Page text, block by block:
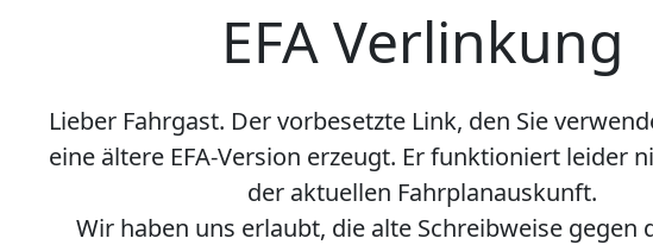
EFA Verlinkung
Lieber Fahrgast. Der vorbesetzte Link, den Sie
eine ältere EFA-Version erzeugt. Er funktioniert leider
der aktuellen Fahrplanauskunft.
Wir haben uns erlaubt, die alte Schreibweise gegen